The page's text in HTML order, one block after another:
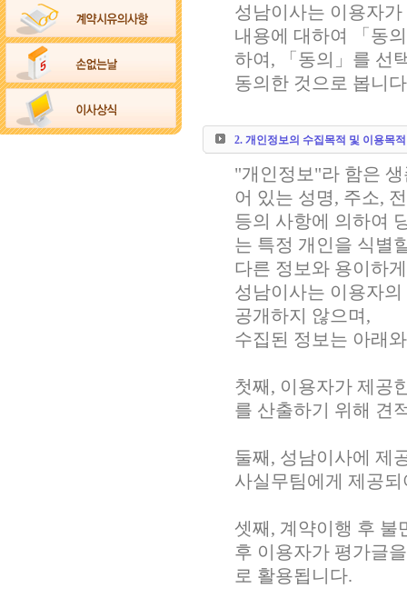
성남이사는 이용자
내용에 대하여 「동
하여, 「동의」를 선
동의한 것으로 봅니
2. 개인정보의 수집목적 및 이용목적
"개인정보"라 함은
어 있는 성명, 주소,
등의 사항에 의하여
는 특정 개인을 식별
다른 정보와 용이하
성남이사는 이용자
공개하지 않으며,
수집된 정보는 아래
첫째, 이용자가 제공
를 산출하기 위해 견
둘째, 성남이사에 제
사실무팀에게 제공
셋째, 계약이행 후 불
후 이용자가 평가글
로 활용됩니다.